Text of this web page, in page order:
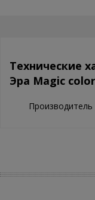
Технические
Эра Magic
Производитель